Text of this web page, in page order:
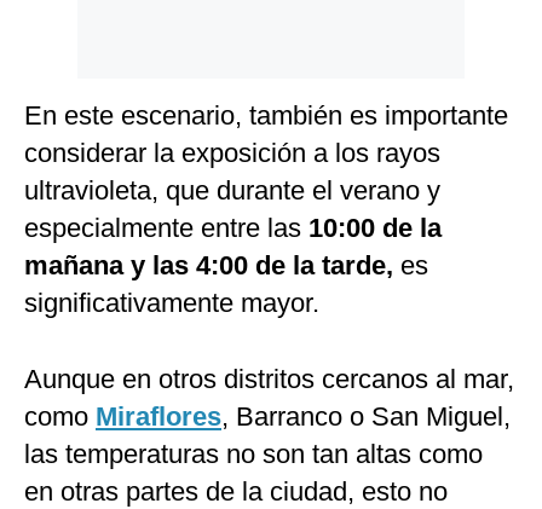
En este escenario, también es importante
considerar la exposición a los rayos
ultravioleta, que durante el verano y
especialmente entre las 10:00 de la
mañana y las 4:00 de la tarde, es
significativamente mayor.
Aunque en otros distritos cercanos al mar,
como Miraflores, Barranco o San Miguel,
las temperaturas no son tan altas como
en otras partes de la ciudad, esto no